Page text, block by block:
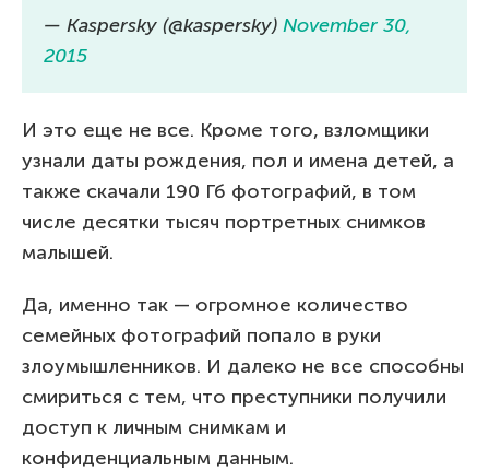
— Kaspersky (@kaspersky) November 30,
2015
И это еще не все. Кроме того, взломщики
узнали даты рождения, пол и имена детей, а
также скачали 190 Гб фотографий, в том
числе десятки тысяч портретных снимков
малышей.
Да, именно так — огромное количество
семейных фотографий попало в руки
злоумышленников. И далеко не все способны
смириться с тем, что преступники получили
доступ к личным снимкам и
конфиденциальным данным.